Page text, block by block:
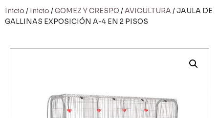
Inicio / Inicio /GOMEZ Y CRESPO /AVICULTURA / JAULA DE
GALLINAS EXPOSICIÓN A-4 EN 2 PISOS